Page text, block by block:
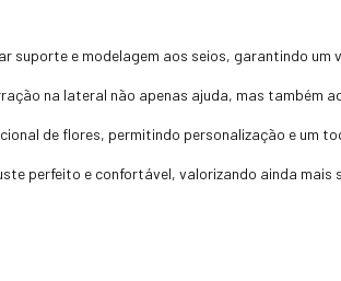
suporte e modelagem aos seios, garantindo um
na lateral não apenas ajuda, mas também
de flores, permitindo personalização e um
perfeito e confortável, valorizando ainda mais